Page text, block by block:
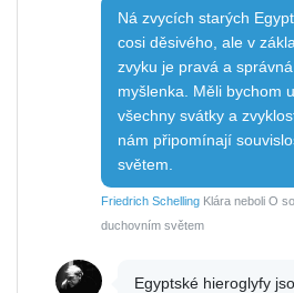
Ná zvycích starých
cosi děsivého, ale v
zvyku je pravá a správná
myšlenka. Měli bychom
všechny svátky a
nám připomínají
světem.
Friedrich Schelling Klára neboli O
duchovním světem
Egyptské hieroglyfy